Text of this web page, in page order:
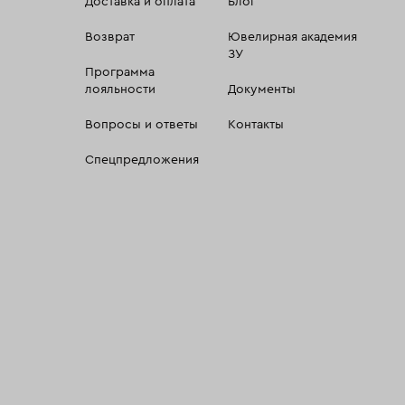
Возврат
Программа
лояльности
Вопросы и ответы
Спецпредложения
Ювелирная академия
ЗУ
Документы
Контакты